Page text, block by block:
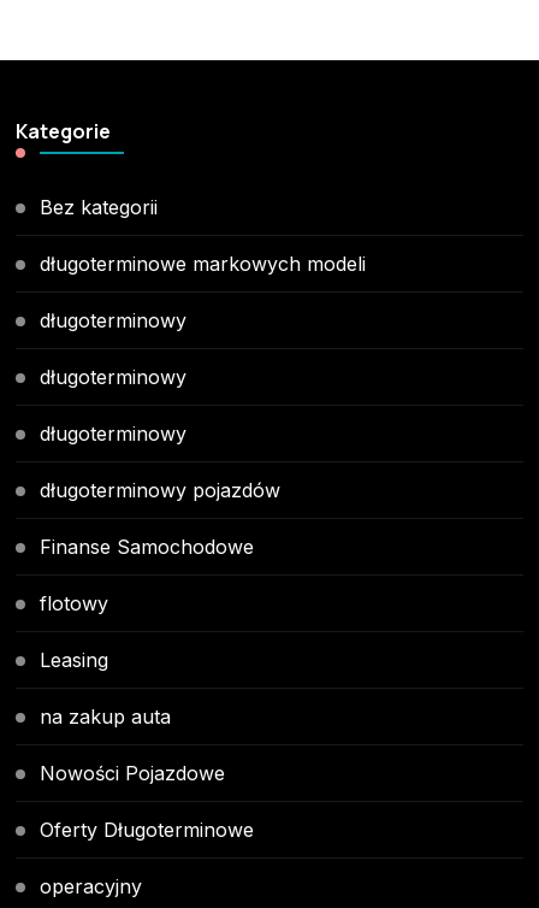
Kategorie
Bez kategorii
długoterminowe markowych modeli
długoterminowy
długoterminowy
długoterminowy
długoterminowy pojazdów
Finanse Samochodowe
flotowy
Leasing
na zakup auta
Nowości Pojazdowe
Oferty Długoterminowe
operacyjny